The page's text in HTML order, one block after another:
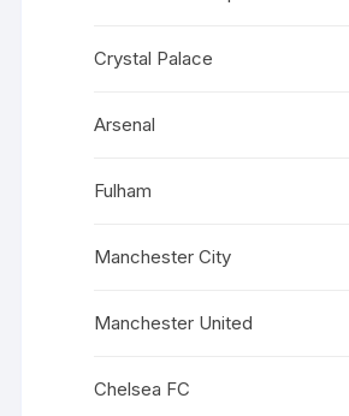
Crystal Palace
Arsenal
Fulham
Manchester City
Manchester United
Chelsea FC